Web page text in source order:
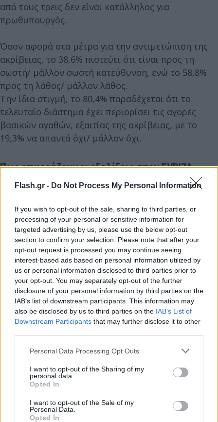
Flash.gr - Do Not Process My Personal Information
If you wish to opt-out of the sale, sharing to third parties, or
processing of your personal or sensitive information for
targeted advertising by us, please use the below opt-out
section to confirm your selection. Please note that after your
opt-out request is processed you may continue seeing
interest-based ads based on personal information utilized by
us or personal information disclosed to third parties prior to
your opt-out. You may separately opt-out of the further
disclosure of your personal information by third parties on the
IAB’s list of downstream participants. This information may
also be disclosed by us to third parties on the IAB’s List of
Downstream Participants that may further disclose it to other
Please note that this website/app uses one or more Google
not limited to your visit or usage behaviour. You may click to
grant or deny consent to Google and its third-party tags to
use your data for below specified purposes in below Google
consent section.
Personal Data Processing Opt Outs
I want to opt-out of the Sharing of my
personal data.
Opted In
I want to opt-out of the Sale of my
Personal Data.
Opted In
από τους τρεις δεν είναι κατάλληλος για
πρωθυπουργός.
Όσον αφορά στα μέτρα για την αντιμετώπιση της
ακρίβειας, το 38,6% πιστεύει ότι είναι προς τη
σωστή/ μάλλον σωστή κατεύθυνση, ενώ το 58,8%
προς τη λάθος/ μάλλον λάθος.
Την ίδια στιγμή, το 80,4% παραδέχεται ότι το
τελευταίο διάστημα έχει περιορίσει τις αγορές
βασικών αγαθών, εξαιτίας της ακρίβειας, με το
19,3% να απαντά όχι/ μάλλον όχι.
Πως επηρεάζουν οι εξελίξεις στον ΣΥΡΙΖΑ
Το 71,2% των ερωτηθέντων πιστεύει ότι η επιλογή
ΣΥΡΙΖΑ είναι αρνητική/ μάλλον αρνητική για την
πορεία του κόμματος, ενώ το 22,3% βλέπει θετικά/
μάλλον θετικά αυτή την επιλογή.
Παράλληλα, το 63,7% εκτιμά ότι οι αποχωρήσεις
στελεχών είναι μία αρνητική εξέλιξη για τον
ΣΥΡΙΖΑ, την ώρα που το 74,7% πιστεύει ότι αυτές οι
αποχωρήσεις θα αποδυναμώσουν το κόμμα και σε
άλλο ερώτημα, το 68,8% “βλέπει” διάλυση μετά τις
τελευταίες εξελίξεις.